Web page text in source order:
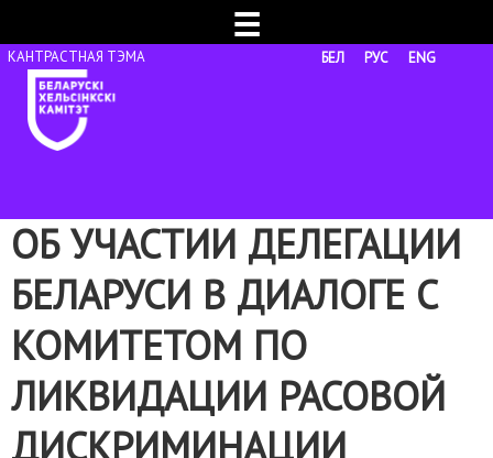
☰
БЕЛ РУС ENG
ОБ УЧАСТИИ ДЕЛЕГАЦИИ
БЕЛАРУСИ В ДИАЛОГЕ С
КОМИТЕТОМ ПО
ЛИКВИДАЦИИ РАСОВОЙ
ДИСКРИМИНАЦИИ